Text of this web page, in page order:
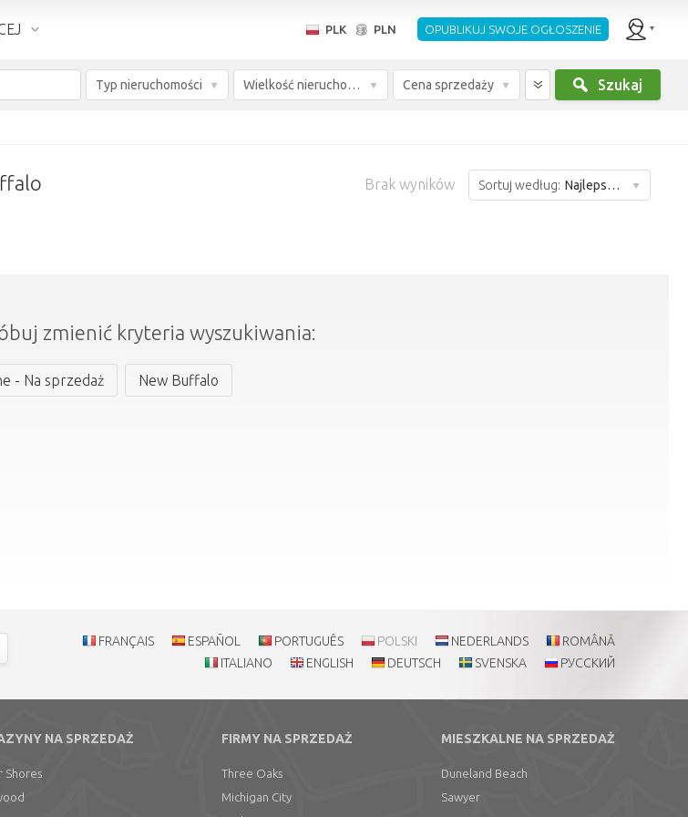
PLK PLN OPUBLIKUJ SWOJE OGŁOSZENIE
Typ nieruchomości Wielkość nieruchomości Cena sprzedaży Szukaj
Brak wyników Sortuj według: Najlepsze dopasowanie
zmienić kryteria wyszukiwania:
- Na sprzedaż New Buffalo
FRANÇAIS ESPAÑOL PORTUGUÊS POLSKI NEDERLANDS
ROMÂNĂ
ITALIANO
ENGLISH DEUTSCH SVENSKA РУССКИЙ
NA SPRZEDAŻ
Shores
FIRMY NA SPRZEDAŻ
Three Oaks
Michigan City
MIESZKALNE NA SPRZEDAŻ
Duneland Beach
Sawyer